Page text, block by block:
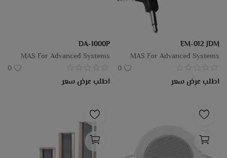
EM-012 JDM
MAS For Advanced Systems
0
اطلب عرض سعر
DA-1000P
MAS For Advanced Systems
0
اطلب عرض سعر